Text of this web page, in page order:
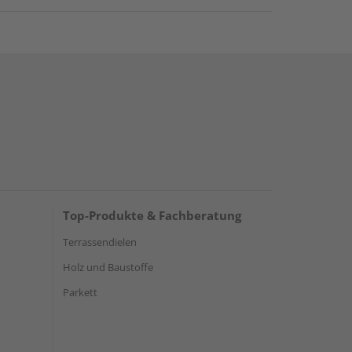
Top-Produkte & Fachberatung
Terrassendielen
Holz und Baustoffe
Parkett